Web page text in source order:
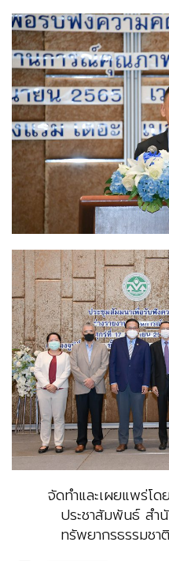
จัดทำและเผยแพร่โ
ประชาสัมพันธ์ สำ
ทรัพยากรธรรมช